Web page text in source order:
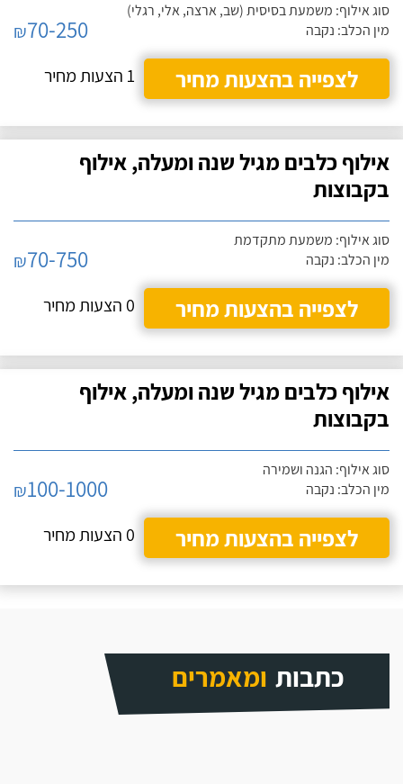
סוג אילוף: משמעת בסיסית (שב, ארצה, אלי, רגלי)
מין הכלב: נקבה
₪70-250
לצפייה בהצעות מחיר
1 הצעות מחיר
אילוף כלבים מגיל שנה ומעלה, אילוף
בקבוצות
סוג אילוף: משמעת מתקדמת
מין הכלב: נקבה
₪70-750
לצפייה בהצעות מחיר
0 הצעות מחיר
אילוף כלבים מגיל שנה ומעלה, אילוף
בקבוצות
סוג אילוף: הגנה ושמירה
מין הכלב: נקבה
₪100-1000
לצפייה בהצעות מחיר
0 הצעות מחיר
כתבות ומאמרים